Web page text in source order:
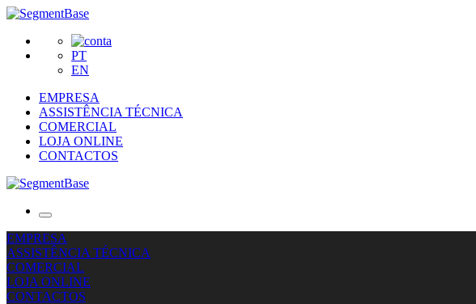
PT
EN
EMPRESA
ASSISTÊNCIA TÉCNICA
COMERCIAL
LOJA ONLINE
CONTACTOS
EMPRESA
ASSISTÊNCIA TÉCNICA
COMERCIAL
LOJA ONLINE
CONTACTOS